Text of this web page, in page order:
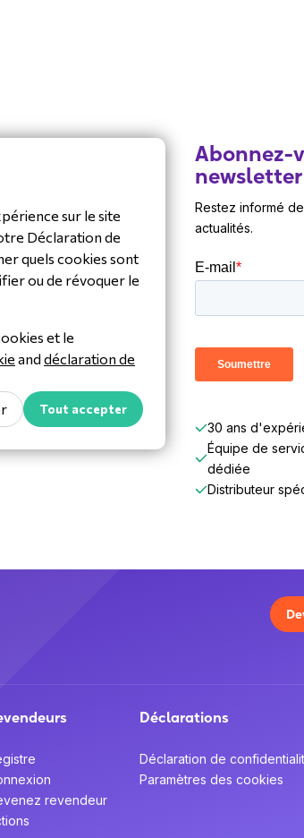
au +31 (0)36 20
17h00
sur l'audiovisuel
vous
Abonnez-
newsletter
Restez informé
actualités.
30 ans
Équipe de
dédiée
Distributeur
revendeur
Déclarations
Déclaration de
Paramètres des cookies
sur le site
Déclaration de
quels cookies sont
ou de révoquer le
et le
and déclaration de
Tout accepter